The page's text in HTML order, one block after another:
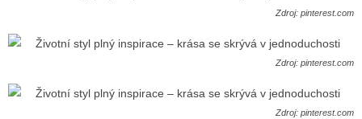
Zdroj: pinterest.com
Zdroj: pinterest.com
Zdroj: pinterest.com